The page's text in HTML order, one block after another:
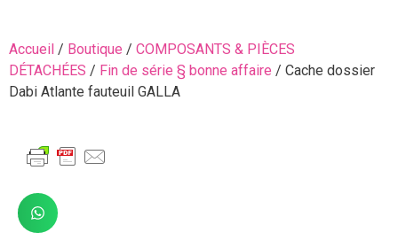
Accueil / Boutique / COMPOSANTS & PIÈCES
DÉTACHÉES / Fin de série § bonne affaire / Cache dossier
Dabi Atlante fauteuil GALLA